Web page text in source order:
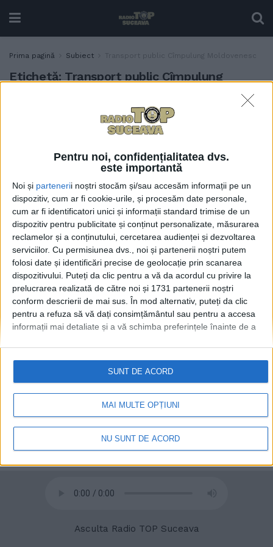
Pentru noi, confidențialitatea dvs.
este importantă
Noi și partenerii noștri stocăm și/sau accesăm informații pe un
dispozitiv, cum ar fi cookie-urile, și procesăm date personale,
cum ar fi identificatori unici și informații standard trimise de un
dispozitiv pentru publicitate și conținut personalizate, măsurarea
reclamelor și a conținutului, cercetarea audienței și dezvoltarea
serviciilor. Cu permisiunea dvs., noi și partenerii noștri putem
folosi date și identificări precise de geolocație prin scanarea
dispozitivului. Puteți da clic pentru a vă da acordul cu privire la
prelucrarea realizată de către noi și 1731 partenerii noștri
conform descrierii de mai sus. În mod alternativ, puteți da clic
pentru a refuza să vă dați consimțământul sau pentru a accesa
informații mai detaliate și a vă schimba preferințele înainte de a
retrageți consimțământul în orice moment, revenind la acest site
și făcând clic pe butonul "Confidențialitate" din partea de jos a
paginii web.
MAI MULTE OPȚIUNI
NU SUNT DE ACORD
SUNT DE ACORD
Prima pagină Subiect Transport public Cîmpulung Moldovenesc
Etichetă: Transport public Cîmpulung
Patru autobuze electrice,
pentru transportul public
Moldovenesc – Sadova
© 2020Radio TOP Suceava 104 FM
Asculta Radio TOP Suceava